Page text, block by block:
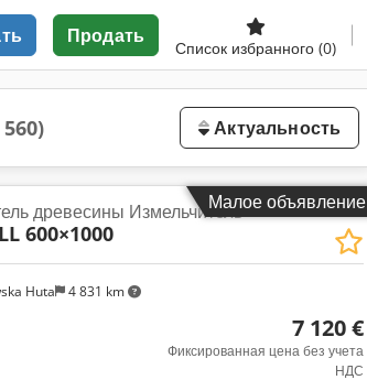
Продать
Список избранного (0)
Актуальность
Малое объявление
Huta 4 831 km
древесины Измельчитель
600×1000
7 120 €
Фиксированная цена без учета
НДС